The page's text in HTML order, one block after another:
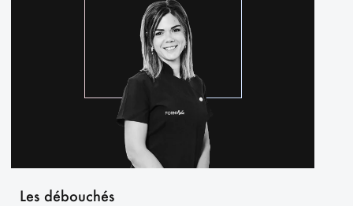
Les débouchés